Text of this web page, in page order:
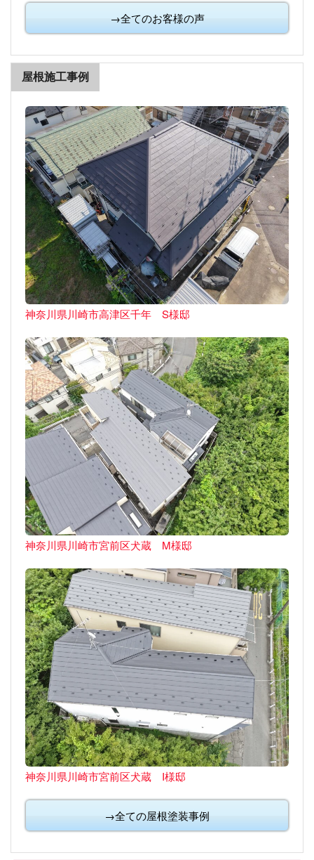
→全てのお客様の声
屋根施工事例
神奈川県川崎市高津区千年 S様邸
神奈川県川崎市宮前区犬蔵 M様邸
神奈川県川崎市宮前区犬蔵 I様邸
→全ての屋根塗装事例